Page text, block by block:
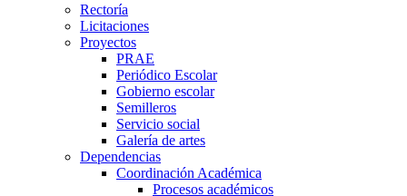
Rectoría
Licitaciones
Proyectos
PRAE
Periódico Escolar
Gobierno escolar
Semilleros
Servicio social
Galería de artes
Dependencias
Coordinación Académica
Procesos académicos